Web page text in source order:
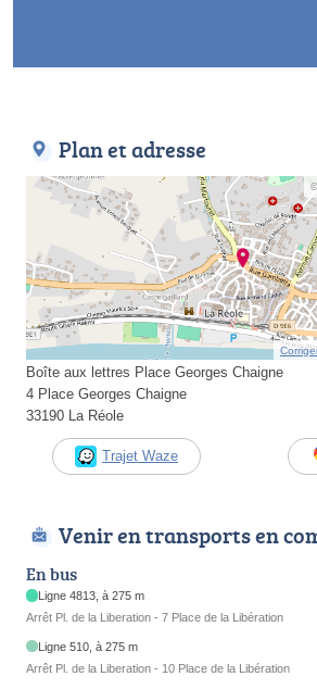
Plan et adresse
Boîte aux lettres Place Georges Chaigne
4 Place Georges Chaigne
33190 La Réole
Trajet Waze
Venir en transports en
En bus
Ligne 4813, à 275 m
Arrêt Pl. de la Liberation - 7 Place de la Libération
Ligne 510, à 275 m
Arrêt Pl. de la Liberation - 10 Place de la Libération